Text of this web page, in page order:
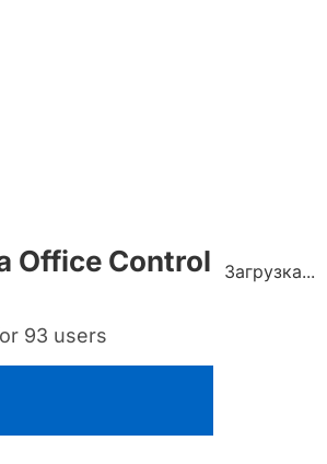
Office Control
93 users
Загрузка...